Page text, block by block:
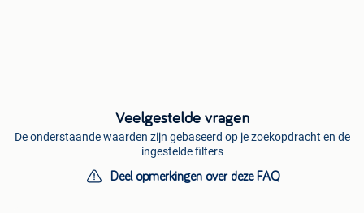
Veelgestelde vragen
De onderstaande waarden zijn gebaseerd op je zoekopdracht en de
ingestelde filters
Deel opmerkingen over deze FAQ